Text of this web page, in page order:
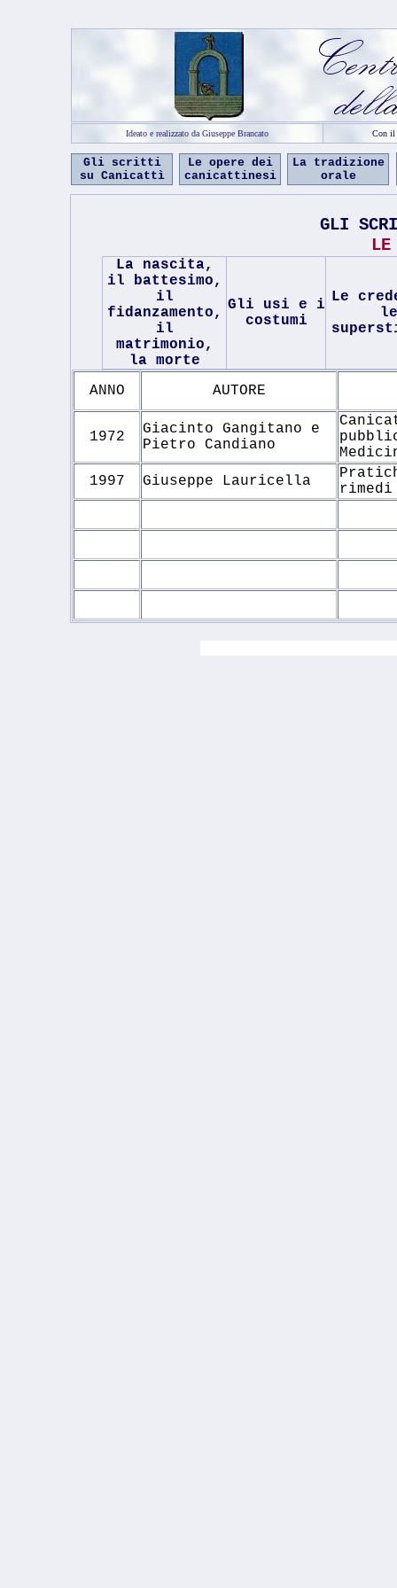
Ideato e realizzato da Giuseppe Brancato Con il
Gli scritti
su Canicattì
Le opere dei
canicattinesi
La tradizione
orale
GLI
La nascita,
il battesimo,
il
fidanzamento,
il
matrimonio,
la morte
Gli usi e i
costumi
Le
le
ANNO AUTORE
1972
Giacinto Gangitano e
Pietro Candiano
1997
Giuseppe Lauricella